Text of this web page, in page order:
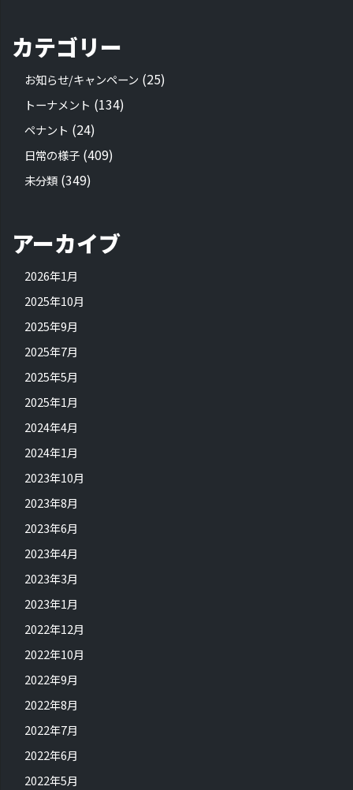
カテゴリー
お知らせ/キャンペーン (25)
トーナメント (134)
ペナント (24)
日常の様子 (409)
未分類 (349)
アーカイブ
2026年1月
2025年10月
2025年9月
2025年7月
2025年5月
2025年1月
2024年4月
2024年1月
2023年10月
2023年8月
2023年6月
2023年4月
2023年3月
2023年1月
2022年12月
2022年10月
2022年9月
2022年8月
2022年7月
2022年6月
2022年5月